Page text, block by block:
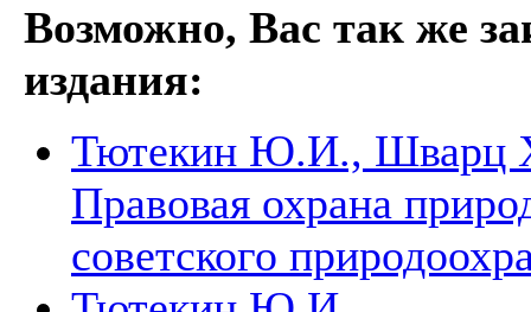
Возможно, Вас так же
издания:
Тютекин Ю.И., Шварц
Правовая охрана
советского